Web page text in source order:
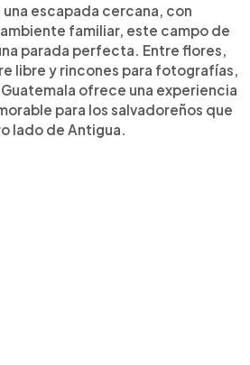
una escapada cercana, con
familiar, este campo de
parada perfecta. Entre flores,
libre y rincones para fotografías,
ofrece una experiencia
para los salvadoreños que
lado de Antigua.